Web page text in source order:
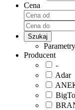
Cena
Szukaj
Parametry
Producent
-
Adar